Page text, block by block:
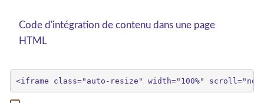
Code d'intégration de contenu dans une page
HTML